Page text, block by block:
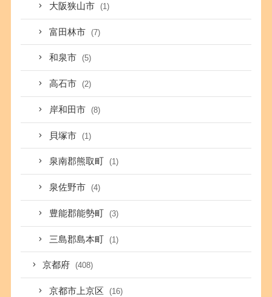
大阪狭山市 (1)
富田林市 (7)
和泉市 (5)
高石市 (2)
岸和田市 (8)
貝塚市 (1)
泉南郡熊取町 (1)
泉佐野市 (4)
豊能郡能勢町 (3)
三島郡島本町 (1)
京都府 (408)
京都市上京区 (16)